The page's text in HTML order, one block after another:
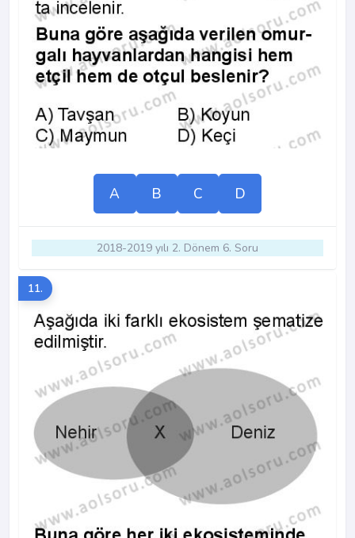
A B C D
2018-2019 yılı 2. Dönem 6. Soru
11.